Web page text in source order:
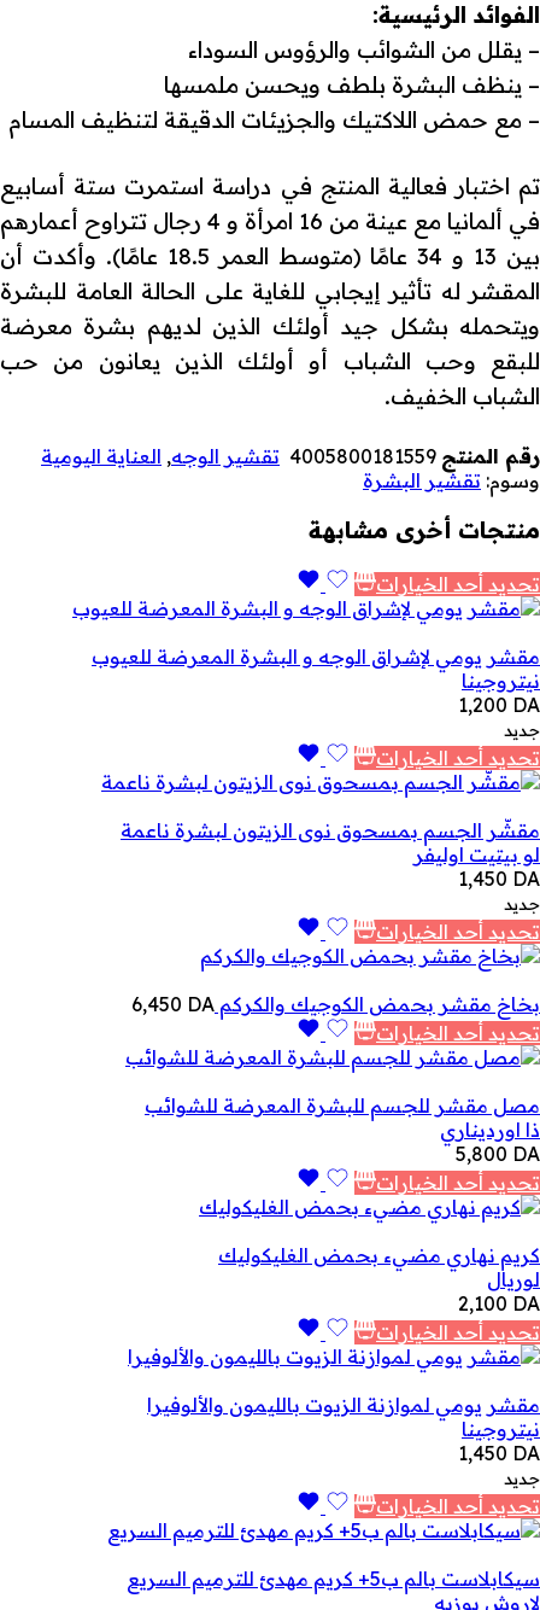
الفوائد الرئيسية:
– يقلل من الشوائب والرؤوس السوداء
– ينظف البشرة بلطف ويحسن ملمسها
– مع حمض اللاكتيك والجزيئات الدقيقة لتنظيف المسام
تم اختبار فعالية المنتج في دراسة استمرت ستة أسابيع
في ألمانيا مع عينة من 16 امرأة و 4 رجال تتراوح أعمارهم
بين 13 و 34 عامًا (متوسط ​​العمر 18.5 عامًا). وأكدت أن
المقشر له تأثير إيجابي للغاية على الحالة العامة للبشرة
ويتحمله بشكل جيد أولئك الذين لديهم بشرة معرضة
للبقع وحب الشباب أو أولئك الذين يعانون من حب
الشباب الخفيف.
رقم المنتج 4005800181559 تقشير الوجه, العناية اليومية
وسوم: تقشير البشرة
منتجات أخرى مشابهة
تحديد أحد الخيارات
مقشر يومي لإشراق الوجه و البشرة المعرضة للعيوب
نيتروجينا
1,200 DA
جديد
تحديد أحد الخيارات
مقشّر الجسم بمسحوق نوى الزيتون لبشرة ناعمة
لو بيتيت اوليفر
1,450 DA
جديد
تحديد أحد الخيارات
بخاخ مقشر بحمض الكوجيك والكركم 6,450 DA
تحديد أحد الخيارات
مصل مقشر للجسم للبشرة المعرضة للشوائب
ذا اورديناري
5,800 DA
تحديد أحد الخيارات
كريم نهاري مضيء بحمض الغليكوليك
لوريال
2,100 DA
تحديد أحد الخيارات
مقشر يومي لموازنة الزيوت بالليمون والألوفيرا
نيتروجينا
1,450 DA
جديد
تحديد أحد الخيارات
سيكابلاست بالم ب5+ كريم مهدئ للترميم السريع
لاروش بوزيه